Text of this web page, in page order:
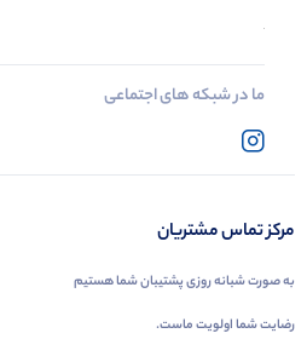
ما در شبکه های اجتماعی
مرکز تماس مشتریان
به صورت شبانه روزی پشتیبان شما هستیم
رضایت شما اولویت ماست.